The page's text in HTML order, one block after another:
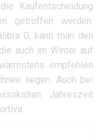
Kaufentscheidung
getroffen werden.
G, kann man den
auch im Winter auf
empfehlen
liegen. Auch bei
Jahreszeit